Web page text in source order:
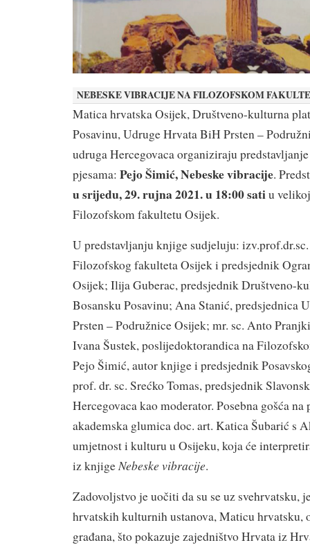
NEBESKE VIBRACIJE NA FILOZOFSKOM
Matica hrvatska Osijek, Društveno-kulturna
Posavinu, Udruge Hrvata BiH Prsten –
udruga Hercegovaca organiziraju
pjesama: Pejo Šimić, Nebeske vibracije.
u srijedu, 29. rujna 2021. u 18:00 satiu
Filozofskom fakultetu Osijek.
U predstavljanju knjige sudjeluju:
Filozofskog fakulteta Osijek i predsjednik
Osijek; Ilija Guberac, predsjednik Društveno-
Bosansku Posavinu; Ana Stanić, predsjednica
Prsten – Podružnice Osijek; mr. sc. Anto
Ivana Šustek, poslijedoktorandica na
Pejo Šimić, autor knjige i predsjednik
prof. dr. sc. Srećko Tomas, predsjednik
Hercegovaca kao moderator. Posebna gošća
akademska glumica doc. art. Katica Šubarić s
umjetnost i kulturu u Osijeku, koja će
iz knjige Nebeske vibracije.
Zadovoljstvo je uočiti da su se uz svehrvatsku,
hrvatskih kulturnih ustanova, Maticu hrvatsku,
građana, što pokazuje zajedništvo Hrvata iz